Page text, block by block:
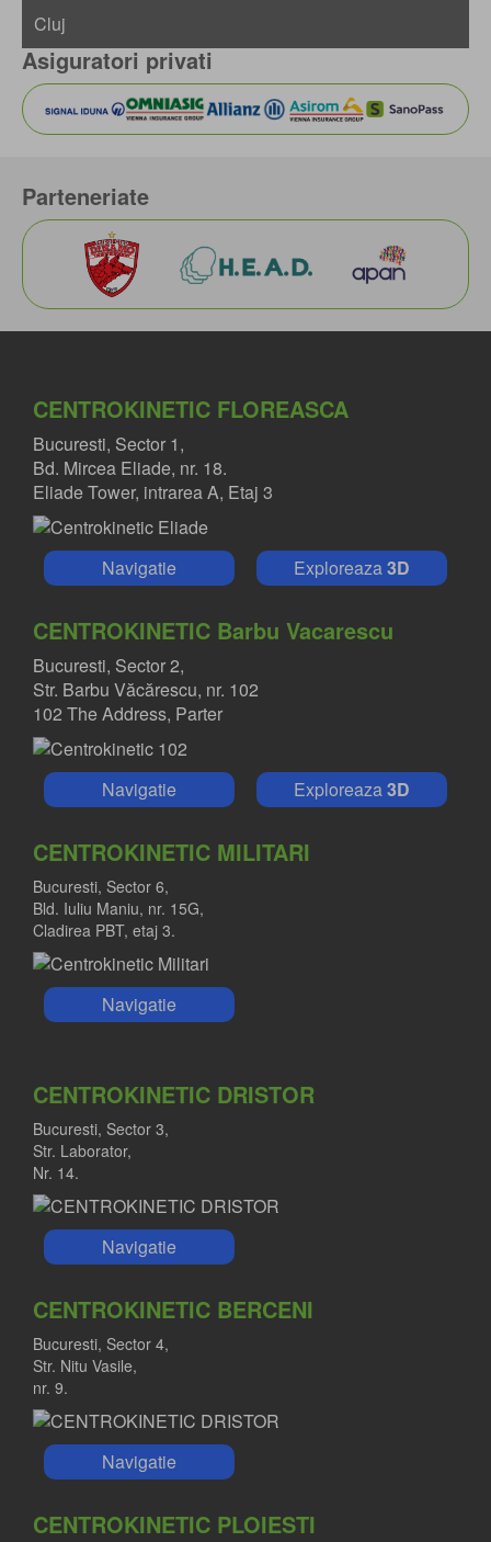
Asiguratori privati
Parteneriate
CENTROKINETIC FLOREASCA
Bucuresti, Sector 1,
Bd. Mircea Eliade, nr. 18.
Eliade Tower, intrarea A, Etaj 3
Navigatie Exploreaza3D
CENTROKINETIC Barbu Vacarescu
Bucuresti, Sector 2,
Str. Barbu Văcărescu, nr. 102
102 The Address, Parter
Navigatie Exploreaza3D
CENTROKINETIC MILITARI
Bucuresti, Sector 6,
Bld. Iuliu Maniu, nr. 15G,
Cladirea PBT, etaj 3.
Navigatie
CENTROKINETIC DRISTOR
Bucuresti, Sector 3,
Str. Laborator,
Nr. 14.
Navigatie
CENTROKINETIC BERCENI
Bucuresti, Sector 4,
Str. Nitu Vasile,
nr. 9.
Navigatie
CENTROKINETIC PLOIESTI